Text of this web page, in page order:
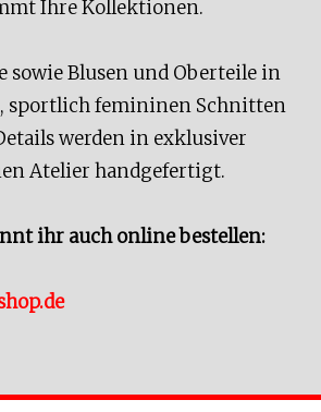
Ihre Kollektionen.
sowie Blusen und Oberteile in
femininen Schnitten
werden in exklusiver
Atelier handgefertigt.
ihr auch online bestellen: